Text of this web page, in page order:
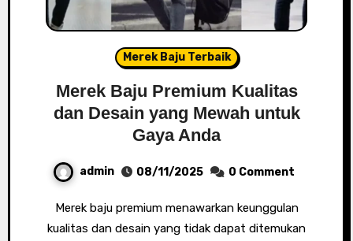
Merek Baju Terbaik
Merek Baju Premium Kualitas
dan Desain yang Mewah untuk
Gaya Anda
admin 08/11/2025 0 Comment
Merek baju premium menawarkan keunggulan
kualitas dan desain yang tidak dapat ditemukan